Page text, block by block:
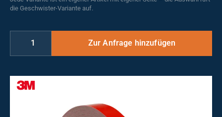
die Geschwister-Variante auf.